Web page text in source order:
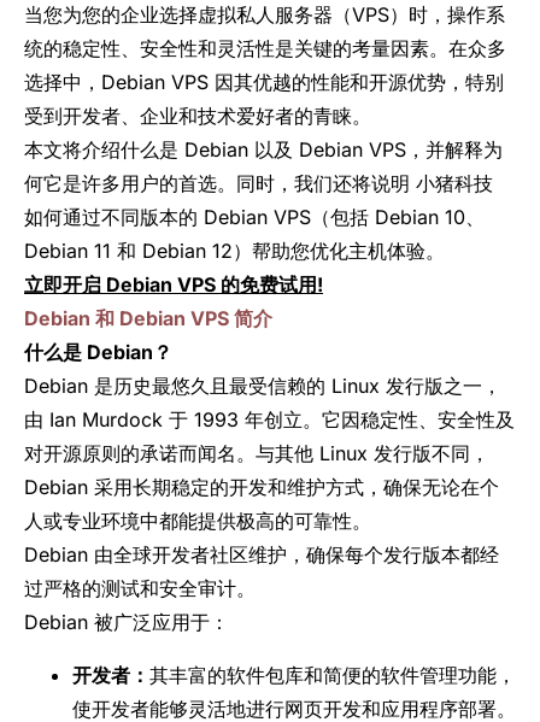
当您为您的企业选择虚拟私人服务器（VPS）时，操作系
统的稳定性、安全性和灵活性是关键的考量因素。在众多
选择中，Debian VPS 因其优越的性能和开源优势，特别
受到开发者、企业和技术爱好者的青睐。
本文将介绍什么是 Debian 以及 Debian VPS，并解释为
何它是许多用户的首选。同时，我们还将说明 小猪科技
如何通过不同版本的 Debian VPS（包括 Debian 10、
Debian 11 和 Debian 12）帮助您优化主机体验。
立即开启 Debian VPS 的免费试用!
Debian 和 Debian VPS 简介
什么是 Debian？
Debian 是历史最悠久且最受信赖的 Linux 发行版之一，
由 Ian Murdock 于 1993 年创立。它因稳定性、安全性及
对开源原则的承诺而闻名。与其他 Linux 发行版不同，
Debian 采用长期稳定的开发和维护方式，确保无论在个
人或专业环境中都能提供极高的可靠性。
Debian 由全球开发者社区维护，确保每个发行版本都经
过严格的测试和安全审计。
Debian 被广泛应用于：
开发者： 其丰富的软件包库和简便的软件管理功能，
使开发者能够灵活地进行网页开发和应用程序部署。